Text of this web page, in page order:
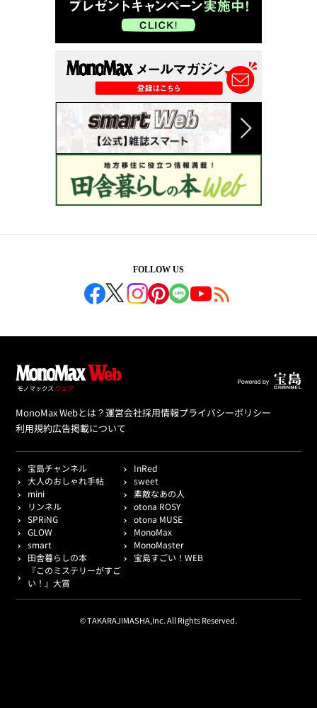
FOLLOW US
MonoMax Webとは？運営会社採用情報プライバシーポリシー
利用規約広告掲載について
宝島チャンネル
InRed
大人のおしゃれ手帖
sweet
mini
素敵なあの人
リンネル
otona ROSY
SPRiNG
otona MUSE
GLOW
MonoMax
smart
MonoMaster
田舎暮らしの本
宝島すごい！WEB
『このミステリーがすご
い！』大賞
© TAKARAJIMASHA,Inc. All Rights Reserved.